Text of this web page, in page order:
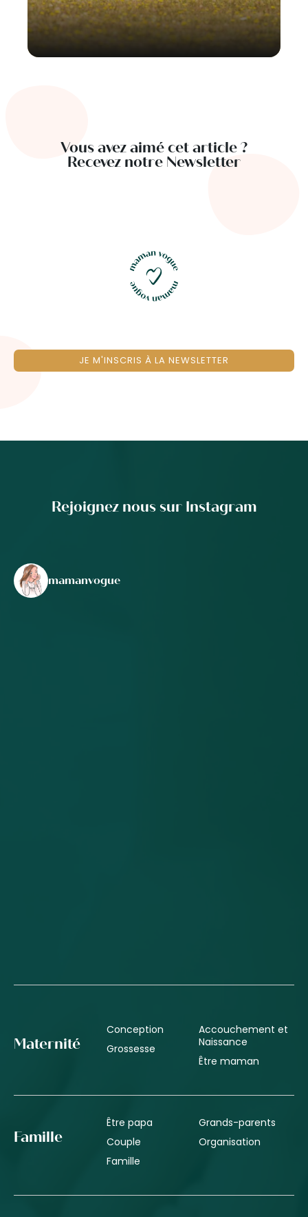
Vous avez aimé cet article ?
Recevez notre Newsletter
JE M'INSCRIS À LA NEWSLETTER
Rejoignez nous sur Instagram
mamanvogue
Maternité
Conception
Grossesse
Accouchement et
Naissance
Être maman
Famille
Être papa
Couple
Famille
Grands-parents
Organisation